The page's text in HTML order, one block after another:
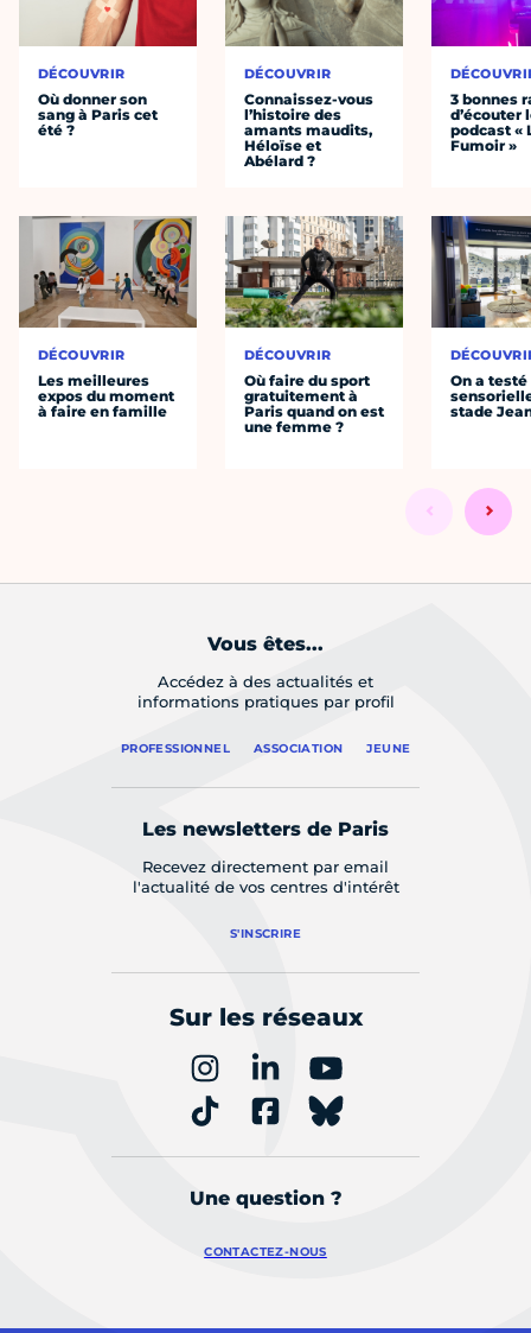
DÉCOUVRIR
Où donner son
sang à Paris cet
été ?
DÉCOUVRIR
Les meilleures
expos du moment
à faire en famille
DÉCOUVRIR
Connaissez-vous
l’histoire des
amants maudits,
Héloïse et
Abélard ?
DÉCOUVRIR
Où faire du sport
gratuitement à
Paris quand on est
une femme ?
3 bonnes
d’écouter
podcast «
Fumoir »
On a
stade
Vous êtes...
Accédez à des actualités et
informations pratiques par profil
PROFESSIONNEL ASSOCIATION JEUNE
Les newsletters de Paris
Recevez directement par email
l'actualité de vos centres d'intérêt
S'INSCRIRE
Sur les réseaux
Une question ?
CONTACTEZ-NOUS